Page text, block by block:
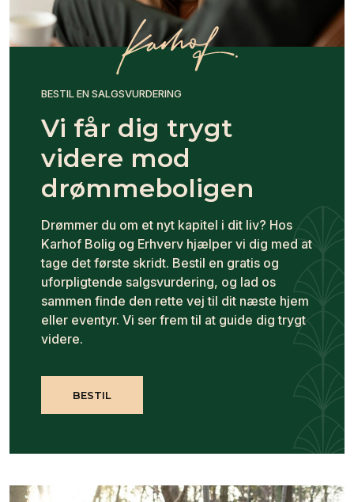
BESTIL EN SALGSVURDERING
Vi får dig trygt
videre mod
drømmeboligen
Drømmer du om et nyt kapitel i dit liv? Hos
Karhof Bolig og Erhverv hjælper vi dig med at
tage det første skridt. Bestil en gratis og
uforpligtende salgsvurdering, og lad os
sammen finde den rette vej til dit næste hjem
eller eventyr. Vi ser frem til at guide dig trygt
videre.
BESTIL